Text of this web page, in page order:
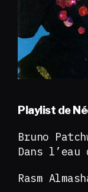
Playlist de
Bruno
Dans
Rasm